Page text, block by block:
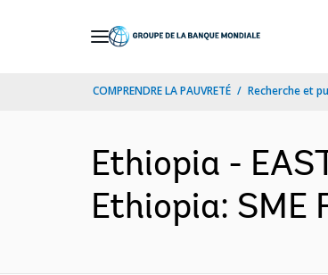
COMPRENDRE LA PAUVRETÉ Recherche et
Ethiopia -
Ethiopia: SME